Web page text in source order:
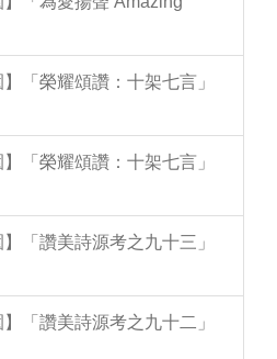
「榮耀頌讚：十架七言」
「榮耀頌讚：十架七言」
「讚美詩源考之九十三」
「讚美詩源考之九十二」